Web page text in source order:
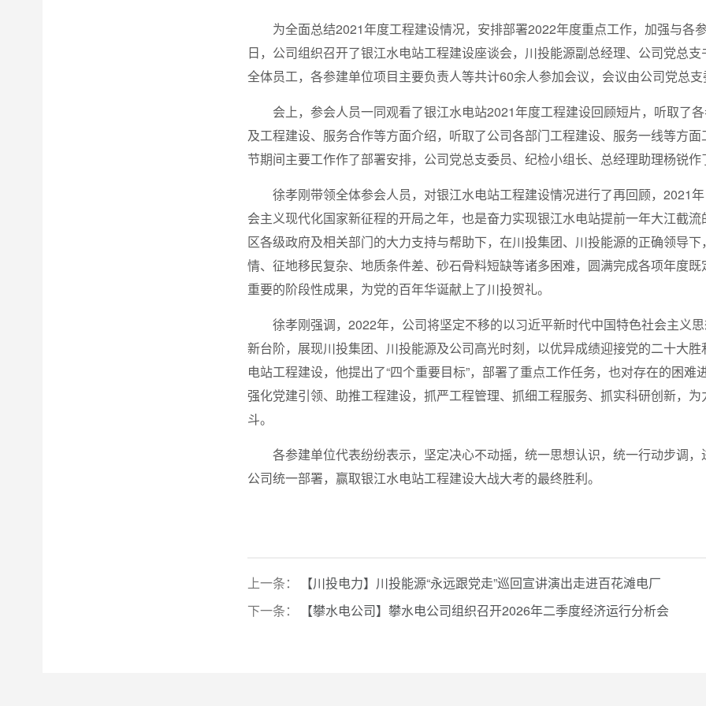
为全面总结2021年度工程建设情况，安排部署2022年度重点工作，加强与各
日，公司组织召开了银江水电站工程建设座谈会，川投能源副总经理、公司党总
全体员工，各参建单位项目主要负责人等共计60余人参加会议，会议由公司党总
会上，参会人员一同观看了银江水电站2021年度工程建设回顾短片，听取了
及工程建设、服务合作等方面介绍，听取了公司各部门工程建设、服务一线等方
节期间主要工作作了部署安排，公司党总支委员、纪检小组长、总经理助理杨锐
徐孝刚带领全体参会人员，对银江水电站工程建设情况进行了再回顾，2021
会主义现代化国家新征程的开局之年，也是奋力实现银江水电站提前一年大江截
区各级政府及相关部门的大力支持与帮助下，在川投集团、川投能源的正确领导
情、征地移民复杂、地质条件差、砂石骨料短缺等诸多困难，圆满完成各项年度
重要的阶段性成果，为党的百年华诞献上了川投贺礼。
徐孝刚强调，2022年，公司将坚定不移的以习近平新时代中国特色社会主义
新台阶，展现川投集团、川投能源及公司高光时刻，以优异成绩迎接党的二十大
电站工程建设，他提出了“四个重要目标”，部署了重点工作任务，也对存在的困
强化党建引领、助推工程建设，抓严工程管理、抓细工程服务、抓实科研创新，
斗。
各参建单位代表纷纷表示，坚定决心不动摇，统一思想认识，统一行动步调
公司统一部署，赢取银江水电站工程建设大战大考的最终胜利。
上一条：
【川投电力】川投能源“永远跟党走”巡回宣讲演出走进百花滩电厂
下一条：
【攀水电公司】攀水电公司组织召开2026年二季度经济运行分析会